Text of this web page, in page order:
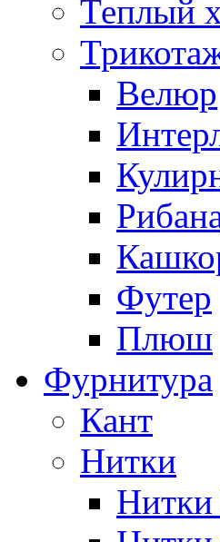
Теплый
Велюр
Футер
Плюш
Фурнитура
Кант
Нитки
Нитки